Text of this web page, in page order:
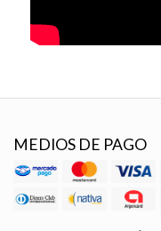
MEDIOS DE PAGO